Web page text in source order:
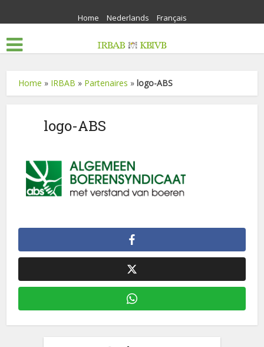
Home Nederlands Français
Home » IRBAB » Partenaires »logo-ABS
logo-ABS